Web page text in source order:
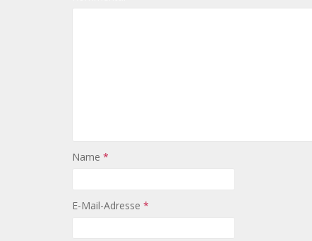
Name *
E-Mail-Adresse *